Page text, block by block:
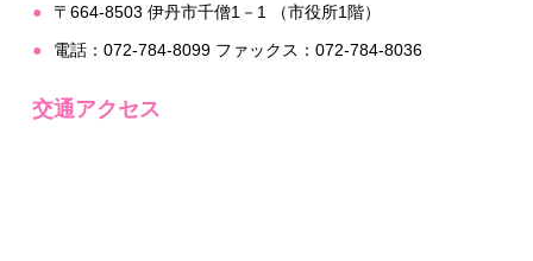
〒664-8503 伊丹市千僧1－1 （市役所1階）
電話：072-784-8099 ファックス：072-784-8036
交通アクセス